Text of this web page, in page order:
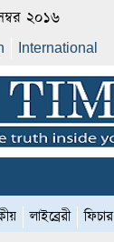
২০১৬
International
লাইব্রেরী ফিচার